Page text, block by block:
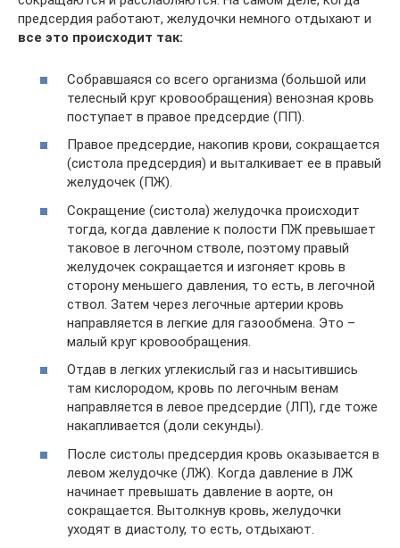
предсердия работают, желудочки немного отдыхают и
все это происходит так:
Собравшаяся со всего организма (большой или
телесный круг кровообращения) венозная кровь
поступает в правое предсердие (ПП).
Правое предсердие, накопив крови, сокращается
(систола предсердия) и выталкивает ее в правый
желудочек (ПЖ).
Сокращение (систола) желудочка происходит
тогда, когда давление к полости ПЖ превышает
таковое в легочном стволе, поэтому правый
желудочек сокращается и изгоняет кровь в
сторону меньшего давления, то есть, в легочной
ствол. Затем через легочные артерии кровь
направляется в легкие для газообмена. Это –
малый круг кровообращения.
Отдав в легких углекислый газ и насытившись
там кислородом, кровь по легочным венам
направляется в левое предсердие (ЛП), где тоже
накапливается (доли секунды).
После систолы предсердия кровь оказывается в
левом желудочке (ЛЖ). Когда давление в ЛЖ
начинает превышать давление в аорте, он
сокращается. Вытолкнув кровь, желудочки
уходят в диастолу, то есть, отдыхают.